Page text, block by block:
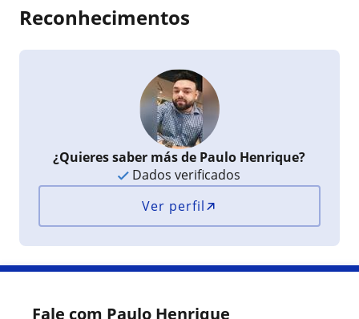
Reconhecimentos
¿Quieres saber más de Paulo Henrique?
Dados verificados
Ver perfil
Fale com Paulo Henrique